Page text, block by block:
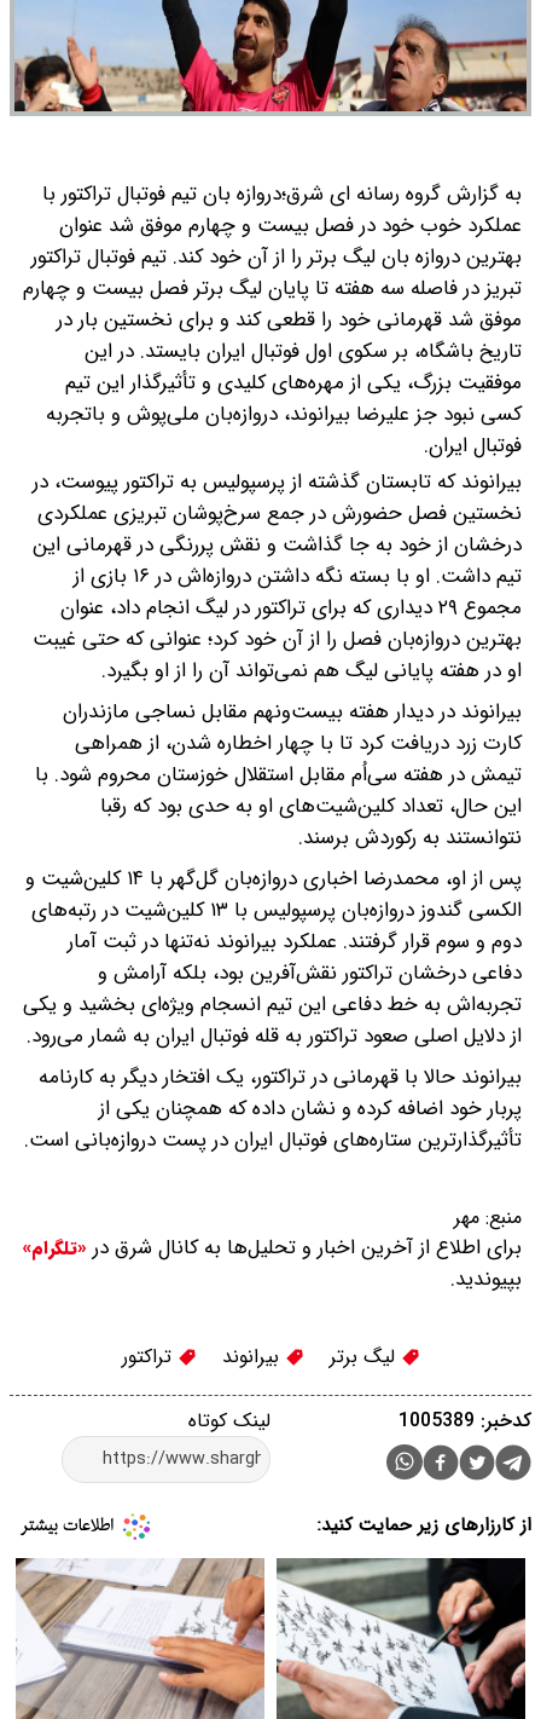
به گزارش گروه رسانه ای شرق؛دروازه بان تیم فوتبال تراکتور با
عملکرد خوب خود در فصل بیست و چهارم موفق شد عنوان
بهترین دروازه بان لیگ برتر را از آن خود کند. تیم فوتبال تراکتور
تبریز در فاصله سه هفته تا پایان لیگ برتر فصل بیست و چهارم
موفق شد قهرمانی خود را قطعی کند و برای نخستین بار در
تاریخ باشگاه، بر سکوی اول فوتبال ایران بایستد. در این
موفقیت بزرگ، یکی از مهره‌های کلیدی و تأثیرگذار این تیم
کسی نبود جز علیرضا بیرانوند، دروازه‌بان ملی‌پوش و باتجربه
فوتبال ایران.
بیرانوند که تابستان گذشته از پرسپولیس به تراکتور پیوست، در
نخستین فصل حضورش در جمع سرخ‌پوشان تبریزی عملکردی
درخشان از خود به جا گذاشت و نقش پررنگی در قهرمانی این
تیم داشت. او با بسته نگه داشتن دروازه‌اش در ۱۶ بازی از
مجموع ۲۹ دیداری که برای تراکتور در لیگ انجام داد، عنوان
بهترین دروازه‌بان فصل را از آن خود کرد؛ عنوانی که حتی غیبت
او در هفته پایانی لیگ هم نمی‌تواند آن را از او بگیرد.
بیرانوند در دیدار هفته بیست‌ونهم مقابل نساجی مازندران
کارت زرد دریافت کرد تا با چهار اخطاره شدن، از همراهی
تیمش در هفته سی‌اُم مقابل استقلال خوزستان محروم شود. با
این حال، تعداد کلین‌شیت‌های او به حدی بود که رقبا
نتوانستند به رکوردش برسند.
پس از او، محمدرضا اخباری دروازه‌بان گل‌گهر با ۱۴ کلین‌شیت و
الکسی گندوز دروازه‌بان پرسپولیس با ۱۳ کلین‌شیت در رتبه‌های
دوم و سوم قرار گرفتند. عملکرد بیرانوند نه‌تنها در ثبت آمار
دفاعی درخشان تراکتور نقش‌آفرین بود، بلکه آرامش و
تجربه‌اش به خط دفاعی این تیم انسجام ویژه‌ای بخشید و یکی
از دلایل اصلی صعود تراکتور به قله فوتبال ایران به شمار می‌رود.
بیرانوند حالا با قهرمانی در تراکتور، یک افتخار دیگر به کارنامه
پربار خود اضافه کرده و نشان داده که همچنان یکی از
تأثیرگذارترین ستاره‌های فوتبال ایران در پست دروازه‌بانی است.
منبع: مهر
برای اطلاع از آخرین اخبار و تحلیل‌ها به کانال شرق در «تلگرام»
بپیوندید.
لیگ برتر بیرانوند تراکتور
لینک کوتاه کدخبر: 1005389
از کارزارهای زیر حمایت کنید: